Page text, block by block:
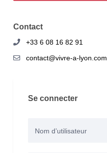
Contact
+33 6 08 16 82 91
contact@vivre-a-lyon.com
Se connecter